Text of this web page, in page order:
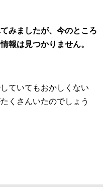
みましたが、今のところ
報は見つかりません。
ていてもおかしくない
くさんいたのでしょう